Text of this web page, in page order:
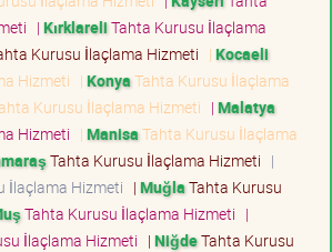
| KırklareliTahta Kurusu İlaçlama
Kurusu İlaçlama Hizmeti | Kocaeli
Hizmeti | KonyaTahta Kurusu İlaçlama
Kurusu İlaçlama Hizmeti | Malatya
Hizmeti | ManisaTahta Kurusu İlaçlama
Tahta Kurusu İlaçlama Hizmeti |
İlaçlama Hizmeti | MuğlaTahta Kurusu
Tahta Kurusu İlaçlama Hizmeti |
İlaçlama Hizmeti | NiğdeTahta Kurusu